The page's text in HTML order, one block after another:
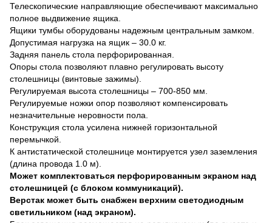
Телескопические направляющие обеспечивают максимально
полное выдвижение ящика.
Ящики тумбы оборудованы надежным центральным замком.
Допустимая нагрузка на ящик – 30.0 кг.
Задняя панель стола перфорированная.
Опоры стола позволяют плавно регулировать высоту
столешницы (винтовые зажимы).
Регулируемая высота столешницы – 700-850 мм.
Регулируемые ножки опор позволяют компенсировать
незначительные неровности пола.
Конструкция стола усилена нижней горизонтальной
перемычкой.
К антистатической столешнице монтируется узел заземления
(длина провода 1.0 м).
Может комплектоваться перфорированным экраном над
столешницей (с блоком коммуникаций).
Верстак может быть снабжен верхним светодиодным
светильником (над экраном).